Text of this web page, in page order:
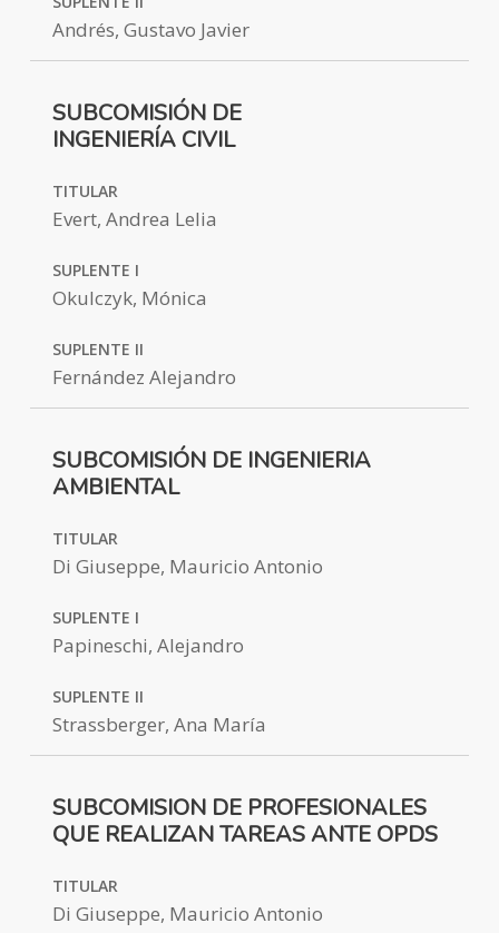
Andrés, Gustavo Javier
SUBCOMISIÓN DE
INGENIERÍA CIVIL
TITULAR
Evert, Andrea Lelia
SUPLENTE I
Okulczyk, Mónica
SUPLENTE II
Fernández Alejandro
SUBCOMISIÓN DE INGENIERIA
AMBIENTAL
TITULAR
Di Giuseppe, Mauricio Antonio
SUPLENTE I
Papineschi, Alejandro
SUPLENTE II
Strassberger, Ana María
SUBCOMISION DE PROFESIONALES
QUE REALIZAN TAREAS ANTE OPDS
TITULAR
Di Giuseppe, Mauricio Antonio